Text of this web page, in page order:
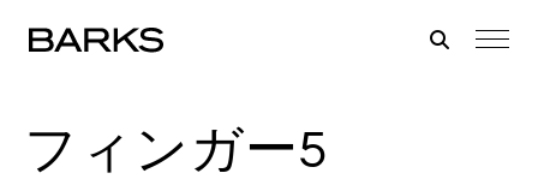
フィンガー5